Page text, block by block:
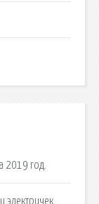
2019 год.
электричек.